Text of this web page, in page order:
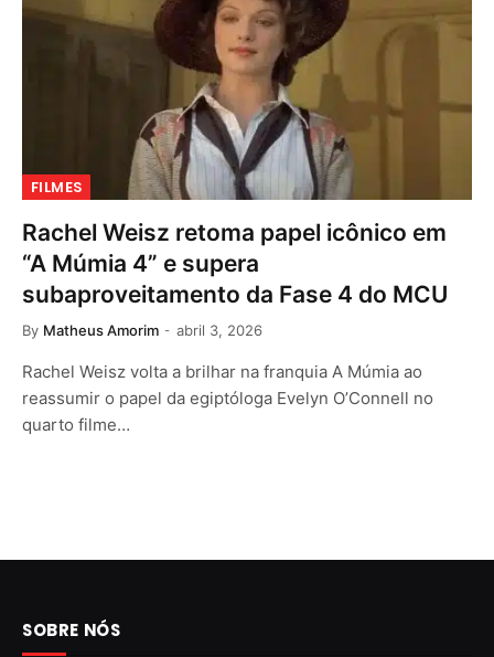
FILMES
Rachel Weisz retoma papel icônico em
“A Múmia 4” e supera
subaproveitamento da Fase 4 do MCU
By Matheus Amorim abril 3, 2026
Rachel Weisz volta a brilhar na franquia A Múmia ao
reassumir o papel da egiptóloga Evelyn O’Connell no
quarto filme…
SOBRE NÓS